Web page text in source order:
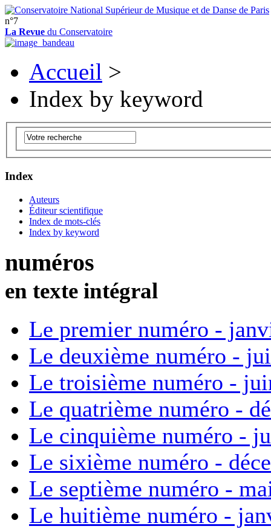
n°7
La Revue du Conservatoire
Accueil >
Index by keyword
Index
Auteurs
Éditeur scientifique
Index de mots-clés
Index by keyword
numéros
en texte intégral
Le premier numéro -
Le deuxième numéro -
Le troisième numéro -
Le quatrième numéro -
Le cinquième numéro -
Le sixième numéro -
Le septième numéro -
Le huitième numéro -